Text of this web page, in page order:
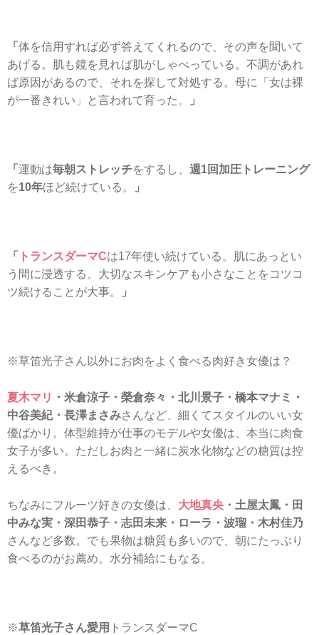
「 体を信用すれば必ず答えてくれるので、その声を聞いて
あげる。肌も鏡を見れば肌がしゃべっている。不調があれ
ば原因があるので、それを探して対処する。母に「女は裸
が一番きれい」と言われて育った。
」
「 運動は毎朝ストレッチをするし、 週1回加圧トレーニング
を10年ほど続けている。 」
「 トランスダーマCは17年使い続けている。肌にあっとい
う間に浸透する。大切なスキンケアも小さなことをコツコ
ツ続けることが大事。
」
※草笛光子さん以外にお肉をよく食べる肉好き女優は？
夏木マリ ・米倉涼子・榮倉奈々・北川景子・橋本マナミ・
中谷美紀・長澤まさみさんなど、細くてスタイルのいい女
優ばかり。体型維持が仕事のモデルや女優は、本当に肉食
女子が多い。ただしお肉と一緒に炭水化物などの糖質は控
えるべき。
ちなみにフルーツ好きの女優は、 大地真央 ・土屋太鳳・田
中みな実・深田恭子・志田未来・ローラ・波瑠・木村佳乃
さんなど多数。でも果物は糖質も多いので、朝にたっぷり
食べるのがお薦め。水分補給にもなる。
※草笛光子さん愛用 トランスダーマC